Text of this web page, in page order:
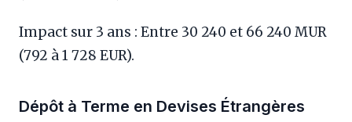
Impact sur 3 ans : Entre 30 240 et 66 240 MUR
(792 à 1 728 EUR).
Dépôt à Terme en Devises Étrangères